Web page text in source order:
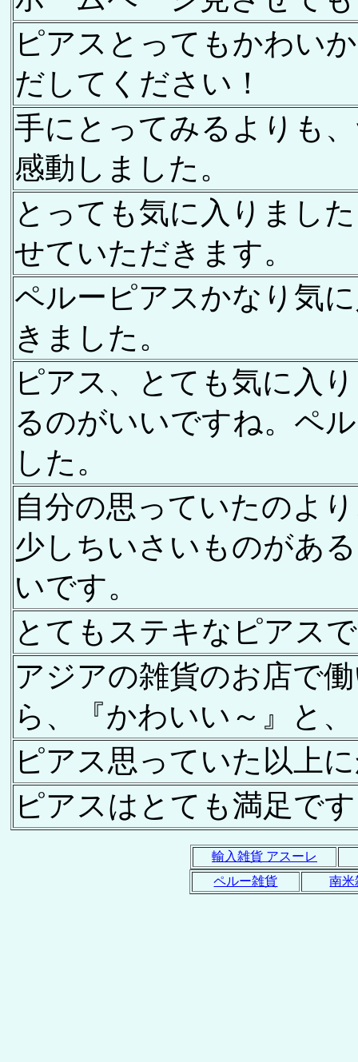
ピアスとってもかわい
だしてください！
手にとってみるよりも
感動しました。
とっても気に入りまし
せていただきます。
ペルーピアスかなり気
きました。
ピアス、とても気に入
るのがいいですね。ペ
した。
自分の思っていたのよ
少しちいさいものがあ
いです。
とてもステキなピアス
アジアの雑貨のお店で
ら、『かわいい～』と
ピアス思っていた以上
ピアスはとても満足で
輸入雑貨 アスーレ
ペルー雑貨
南米